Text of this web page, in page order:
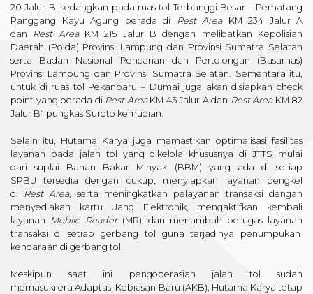
20 Jalur B, sedangkan pada ruas tol Terbanggi Besar – Pematang
Panggang Kayu Agung berada di
Rest AreaKM 234 Jalur A
dan
Rest AreaKM 215 Jalur B dengan melibatkan Kepolisian
Daerah (Polda) Provinsi Lampung dan Provinsi Sumatra Selatan
serta Badan Nasional Pencarian dan Pertolongan (Basarnas)
Provinsi Lampung dan Provinsi Sumatra Selatan. Sementara itu,
untuk di ruas tol Pekanbaru – Dumai juga akan disiapkan check
point yang berada di Rest AreaKM 45 Jalur A dan Rest AreaKM 82
Jalur B” pungkas Suroto kemudian.
Selain itu, Hutama Karya juga memastikan optimalisasi fasilitas
layanan pada jalan tol yang dikelola khususnya di JTTS mulai
dari suplai Bahan Bakar Minyak (BBM) yang ada di setiap
SPBU tersedia dengan cukup, menyiapkan layanan bengkel
di
Rest Area, serta meningkatkan pelayanan transaksi dengan
menyediakan kartu Uang Elektronik, mengaktifkan kembali
layanan
MobileReader(MR), dan menambah petugas layanan
transaksi di setiap gerbang tol guna terjadinya penumpukan
kendaraan di gerbang tol.
Meskipun saat ini pengoperasian jalan tol sudah
memasuki era Adaptasi Kebiasan Baru (AKB), Hutama Karya tetap